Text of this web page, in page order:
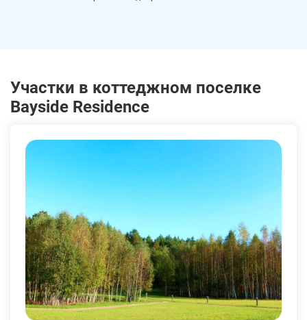
Участки в коттеджном поселке
Bayside Residence